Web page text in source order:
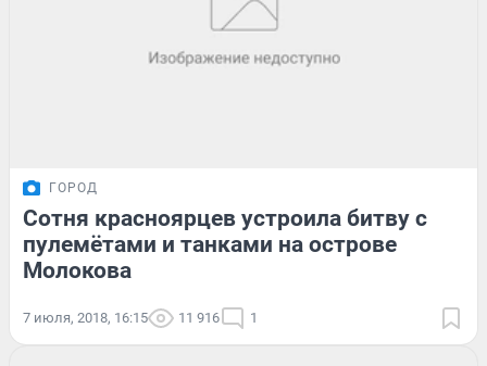
ГОРОД
Сотня красноярцев устроила битву с
пулемётами и танками на острове
Молокова
7 июля, 2018, 16:15 11 916 1